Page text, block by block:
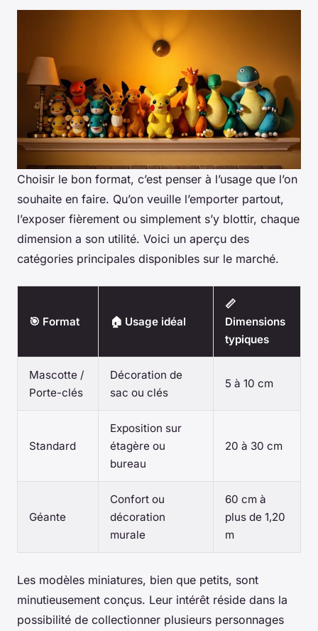
Choisir le bon format, c’est penser à l’usage que l’on
souhaite en faire. Qu’on veuille l’emporter partout,
l’exposer fièrement ou simplement s’y blottir, chaque
dimension a son utilité. Voici un aperçu des
catégories principales disponibles sur le marché.
🎯 Format 🏠 Usage idéal
📏
Dimensions
typiques
Mascotte /
Porte-clés
Décoration de
sac ou clés
5 à 10 cm
Standard
Exposition sur
étagère ou
bureau
20 à 30 cm
Géante
Confort ou
décoration
murale
60 cm à
plus de 1,20
m
Les modèles miniatures, bien que petits, sont
minutieusement conçus. Leur intérêt réside dans la
possibilité de collectionner plusieurs personnages